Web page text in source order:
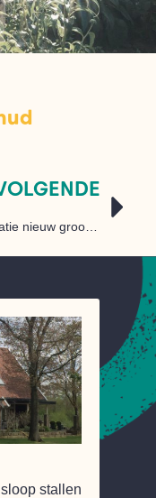
Visualisatie nieuw groot melkveebedrijf
stallen